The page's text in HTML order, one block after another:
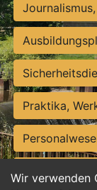
Wir verwenden
Praktika,
Hilfskräfte,